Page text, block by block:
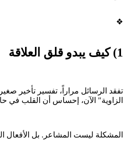
❖
1) كيف يبدو قلق العلاقة
تفقد الرسائل مراراً، تفسير تأخير
الزاوية" الآن، إحساس أن القلب في
المشكلة ليست المشاعر. بل الأفعال